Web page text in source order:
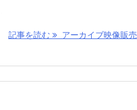
記事を読む アーカイブ映像販売